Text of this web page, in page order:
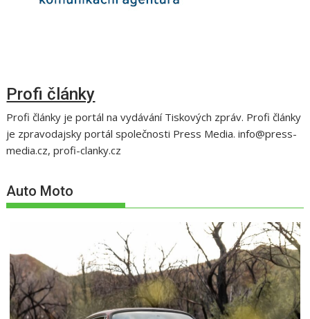
Profi články
Profi články je portál na vydávání Tiskových zpráv. Profi články
je zpravodajsky portál společnosti Press Media. info@press-
media.cz, profi-clanky.cz
Auto Moto